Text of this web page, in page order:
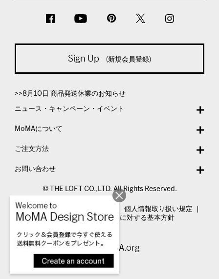
Sign Up (新規会員登録)
>>8月10日 商品発送休業のお知らせ
ニュース・キャンペーン・イベント
MoMAについて
ご注文方法
お問い合わせ
© THE LOFT CO.,LTD. All Rights Reserved.
特定商取引法表示
個人情報取り扱い規定
カスタマーハラスメントに対する基本方針
Visit MoMA.org